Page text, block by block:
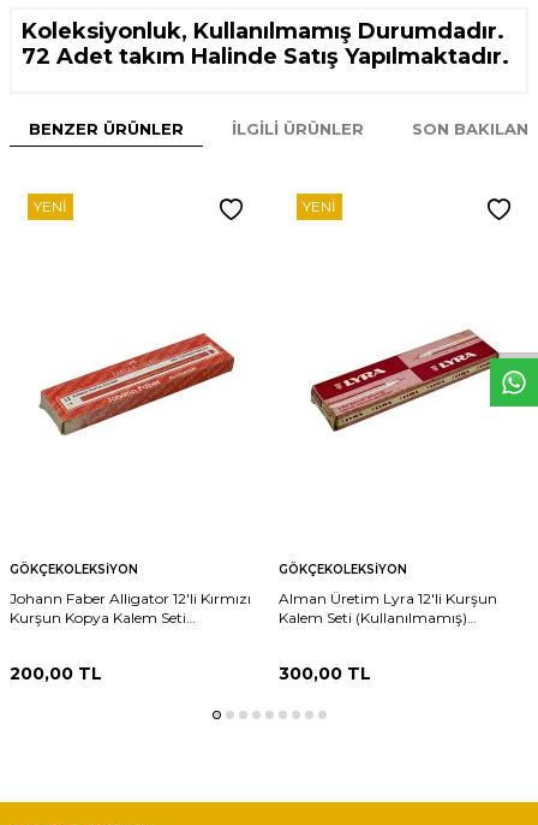
Koleksiyonluk, Kullanılmamış Durumdadır.
72 Adet takım Halinde Satış Yapılmaktadır.
BENZER ÜRÜNLER İLGILI ÜRÜNLER SON
YENI
GÖKÇEKOLEKSIYON
Johann Faber Alligator 12'li Kırmızı
Kurşun Kopya Kalem Seti
200,00 TL
YENI
GÖKÇEKOLEKSIYON
Alman Üretim Lyra 12'li Kurşun
Kalem Seti (Kullanılmamış)
300,00TL